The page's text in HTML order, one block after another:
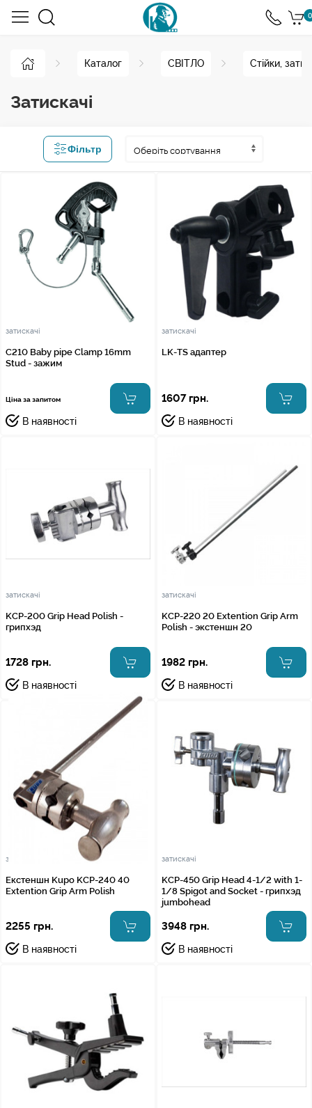
0
Каталог СВІТЛО Стійки,
Затискачі
Фільтр
затискачі
C210 Baby pipe Clamp 16mm
Stud - зажим
Ціна за запитом
В наявності
затискачі
LK-TS адаптер
1607 грн.
В наявності
затискачі
KCP-200 Grip Head Polish -
грипхэд
1728 грн.
В наявності
затискачі
KCP-220 20 Extention Grip Arm
Polish - экстеншн 20
1982 грн.
В наявності
затискачі
Екстеншн Kupo KCP-240 40
Extention Grip Arm Polish
2255 грн.
В наявності
затискачі
KCP-450 Grip Head 4-1/2 with 1-
1/8 Spigot and Socket - грипхэд
jumbohead
3948 грн.
В наявності